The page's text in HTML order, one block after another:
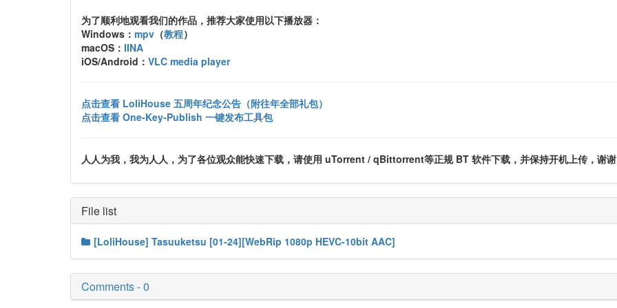
为了顺利地观看我们的作品，推荐大家使用以下播放器：
Windows： mpv （教程）
macOS： IINA
iOS/Android： VLC media player
点击查看 LoliHouse 五周年纪念公告（附往年全部礼包）
点击查看 One-Key-Publish 一键发布工具包
人人为我，我为人人，为了各位观众能快速下载，请使用 uTorrent / qBittorrent等正规 BT 软件下载，并保持开机上传，谢
File list
[LoliHouse] Tasuuketsu [01-24][WebRip 1080p HEVC-10bit AAC]
Comments - 0